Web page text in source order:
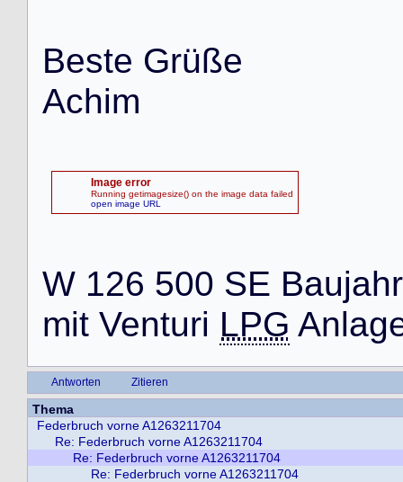
Beste Grüße
Achim
Image error
Running getimagesize() on the image data failed
open image URL
W 126 500 SE Baujahr
mit Venturi LPG Anlag
Antworten Zitieren
Thema
Federbruch vorne A1263211704
Re: Federbruch vorne A1263211704
Re: Federbruch vorne A1263211704
Re: Federbruch vorne A1263211704